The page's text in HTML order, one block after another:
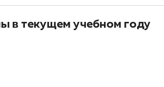
в текущем учебном году